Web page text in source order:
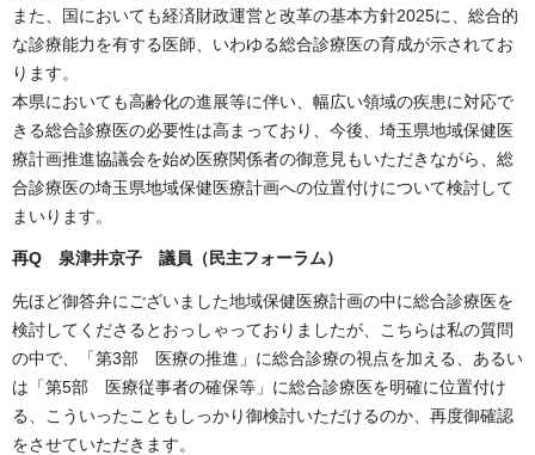
また、国においても経済財政運営と改革の基本方針2025に、総合的
な診療能力を有する医師、いわゆる総合診療医の育成が示されてお
ります。
本県においても高齢化の進展等に伴い、幅広い領域の疾患に対応で
きる総合診療医の必要性は高まっており、今後、埼玉県地域保健医
療計画推進協議会を始め医療関係者の御意見もいただきながら、総
合診療医の埼玉県地域保健医療計画への位置付けについて検討して
まいります。
再Q 泉津井京子 議員（民主フォーラム）
先ほど御答弁にございました地域保健医療計画の中に総合診療医を
検討してくださるとおっしゃっておりましたが、こちらは私の質問
の中で、「第3部 医療の推進」に総合診療の視点を加える、あるい
は「第5部 医療従事者の確保等」に総合診療医を明確に位置付け
る、こういったこともしっかり御検討いただけるのか、再度御確認
をさせていただきます。